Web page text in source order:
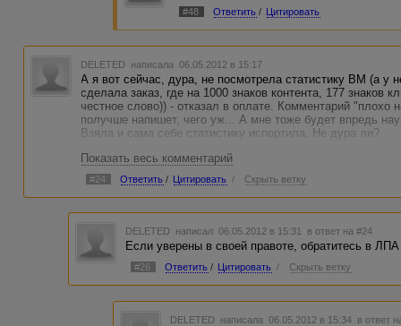
#48 Ответить / Цитировать
DELETED написала 06.05.2012 в 15:17
А я вот сейчас, дура, не посмотрела статистику ВМ (а у
сделала заказ, где на 1000 знаков контента, 177
честное слово)) - отказал в оплате. Комментарий
получше напишет, чего уж... А мне тоже будет впредь
Взяла и сама себе статистику испортила. Не дура ли?
Показать весь комментарий
#24 Ответить / Цитировать / Скрыть ветку
DELETED написал 06.05.2012 в 15:31 в ответ на #24
Если уверены в своей правоте, обратитесь в ЛПА
#26 Ответить / Цитировать / Скрыть ветку
DELETED написала 06.05.2012 в 15:34 в ответ